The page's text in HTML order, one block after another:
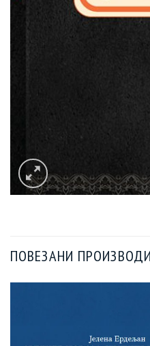
ПОВЕЗАНИ ПРОИЗВОДИ